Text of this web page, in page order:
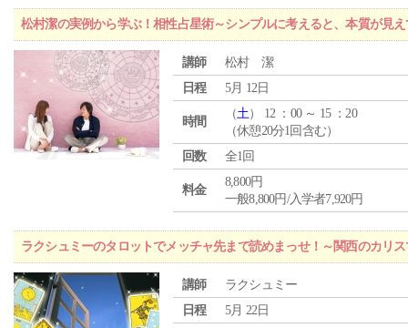
松村潔の実例から学ぶ！相性占星術～シンプルに考えると、本質が見
講師
松村 潔
日程
5月 12日
時間
（土） 12 ：00 ～ 15 ：20
（休憩20分1回含む）
回数
全1回
料金
8,800円
一般8,800円/入学者7,920円
ラクシュミーのタロットでメッチャ先まで読めまっせ！～関西のカリ
講師
ラクシュミー
日程
5月 22日